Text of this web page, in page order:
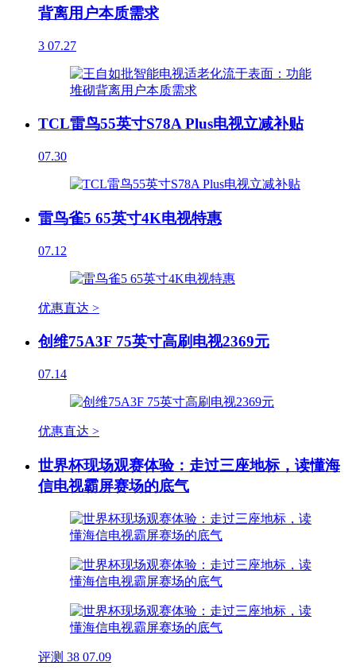
背离用户本质需求
3 07.27
TCL雷鸟55英寸S78A Plus电视立减补贴
07.30
雷鸟雀5 65英寸4K电视特惠
07.12
优惠直达 >
创维75A3F 75英寸高刷电视2369元
07.14
优惠直达 >
世界杯现场观赛体验：走过三座地标，读懂海
信电视霸屏赛场的底气
评测 38 07.09